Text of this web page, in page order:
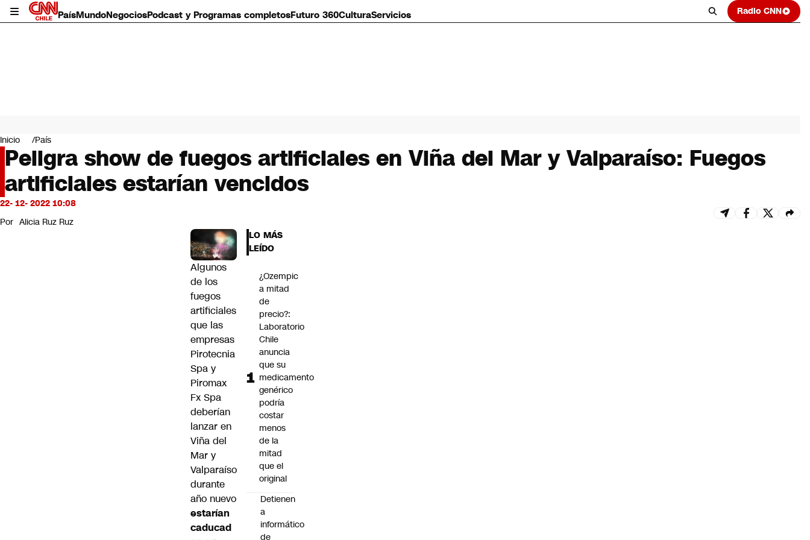
PaísMundoNegociosPodcast y Programas completosFuturo 360CulturaServicios Radio CNN
Mundo
Negocios
Deportes
Programas completos
Cultura
Servicios
Bits
CNN Data
Inicio País
Peligra show de fuegos artificiales en Viña del Mar y Valparaíso: Fuegos
artificiales estarían vencidos
22- 12- 2022 10:08
Por Alicia Ruz Ruz
Algunos
de los
fuegos
artificiales
que las
empresas
Pirotecnia
Spa y
Piromax
Fx Spa
deberían
lanzar en
Viña del
Mar y
Valparaíso
durante
año nuevo
estarían
caducad
LO MÁS
LEÍDO
¿Ozempic
a mitad
de
precio?:
Laboratorio
Chile
anuncia
que su
medicamento
genérico
podría
costar
menos
de la
mitad
que el
original
Detienen
a
informático
de